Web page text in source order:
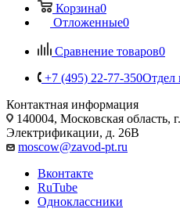
Корзина0
Отложенные0
Сравнение товаров0
+7 (495) 22-77-350Отдел
Контактная информация
140004, Московская область,
Электрификации, д. 26В
moscow@zavod-pt.ru
Вконтакте
RuTube
Одноклассники